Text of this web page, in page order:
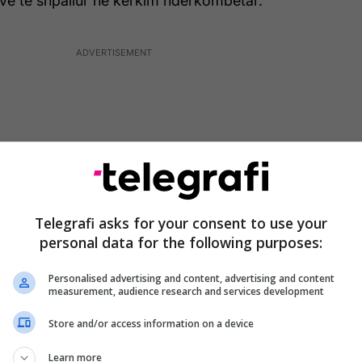
çon në pranga një 45-vjeçare, e akuzuar për
kriminale në Itali, për trafikim të lëndëve
Telegrafi asks for your consent to use your
personal data for the following purposes:
Personalised advertising and content, advertising and content
measurement, audience research and services development
Store and/or access information on a device
Learn more